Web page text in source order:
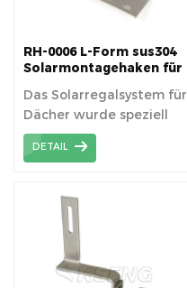
RH-0006 L-Form sus304
Solarmontagehaken für
Das Solarregalsystem für
Dächer wurde speziell
für Ziegeldächer in
Wohn- und
entwickelt.
DETAIL